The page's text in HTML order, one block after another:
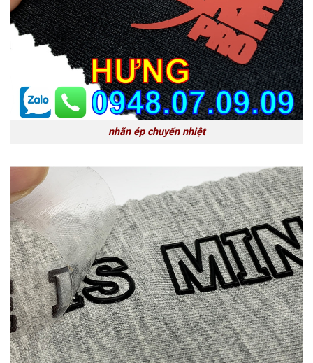
nhãn ép chuyển nhiệt